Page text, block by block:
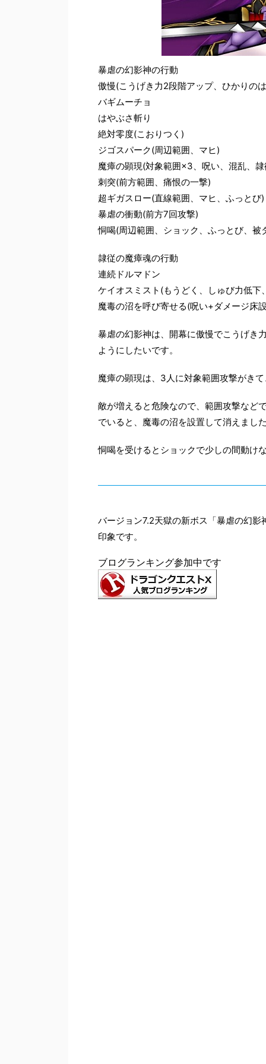
暴虐の幻影神の行動
傲慢(こうげき力2段階アップ、ひかりの
バギムーチョ
はやぶさ斬り
絶対零度(こおりつく)
ジゴスパーク(周辺範囲、マヒ)
魔瘴の顕現(対象範囲×3、呪い、混乱、
刺突(前方範囲、痛恨の一撃)
超ギガスロー(直線範囲、マヒ、ふっとび)
暴虐の衝動(前方7回攻撃)
恫喝(周辺範囲、ショック、ふっとび、被
隷従の魔瘴魂の行動
連続ドルマドン
ケイオスミスト(もうどく、しゅび力低下
魔毒の沼を呼び寄せる(呪い+ダメージ床
暴虐の幻影神は、開幕に傲慢でこうげき
ようにしたいです。
魔瘴の顕現は、3人に対象範囲攻撃がき
敵が増えると危険なので、範囲攻撃など
でいると、魔毒の沼を設置して消えまし
恫喝を受けるとショックで少しの間動け
バージョン7.2天獄の新ボス「暴虐の幻
印象です。
ブログランキング参加中です